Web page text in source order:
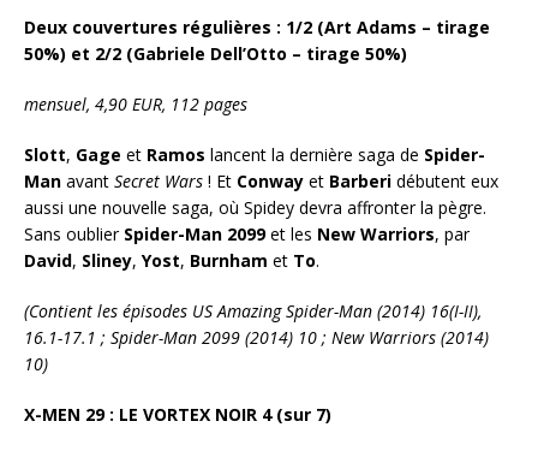
Deux couvertures régulières : 1/2 (Art Adams – tirage
50%) et 2/2 (Gabriele Dell’Otto – tirage 50%)
mensuel, 4,90 EUR, 112 pages
Slott, Gage et Ramos lancent la dernière saga de Spider-
Man avant Secret Wars ! Et Conway et Barberi débutent eux
aussi une nouvelle saga, où Spidey devra affronter la pègre.
Sans oublier Spider-Man 2099et les New Warriors, par
David, Sliney, Yost, Burnham et To.
(Contient les épisodes US Amazing Spider-Man (2014) 16(I-II),
16.1-17.1 ; Spider-Man 2099 (2014) 10 ; New Warriors (2014)
10)
X-MEN 29 : LE VORTEX NOIR 4 (sur 7)